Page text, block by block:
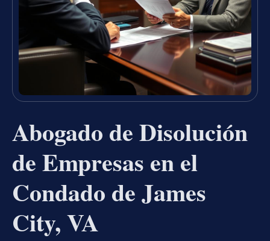
Abogado de Disolución
de Empresas en el
Condado de James
City, VA